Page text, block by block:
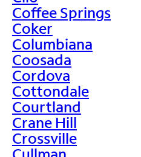
Coffee Springs
Coker
Columbiana
Coosada
Cordova
Cottondale
Courtland
Crane Hill
Crossville